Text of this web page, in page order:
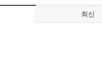
최신